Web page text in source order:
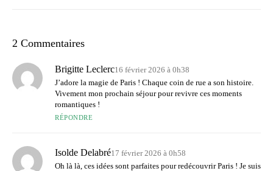
2 Commentaires
Brigitte Leclerc16 février 2026 à 0h38
J’adore la magie de Paris ! Chaque coin de rue a son histoire.
Vivement mon prochain séjour pour revivre ces moments
romantiques !
RÉPONDRE
Isolde Delabré17 février 2026 à 0h58
Oh là là, ces idées sont parfaites pour redécouvrir Paris ! Je suis